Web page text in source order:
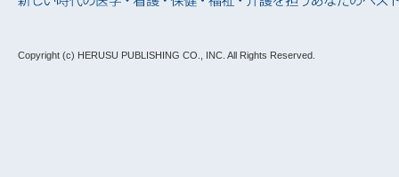
Copyright (c) HERUSU PUBLISHING CO., INC. All Rights Reserved.